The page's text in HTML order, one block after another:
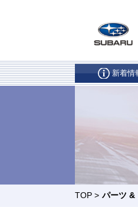
新着情
リコール
浦添店/カースポッ
ト浦添
TOP > パーツ &